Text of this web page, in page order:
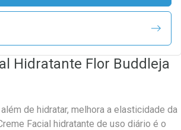
Hidratante Flor Buddleja
de hidratar, melhora a elasticidade da
Facial hidratante de uso diário é o